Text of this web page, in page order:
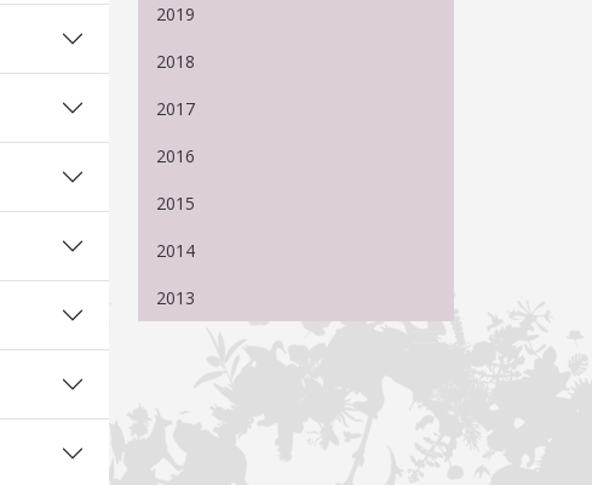
2019
2018
2017
2016
2015
2014
2013